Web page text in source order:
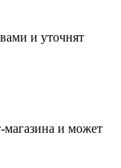
и уточнят
магазина и может